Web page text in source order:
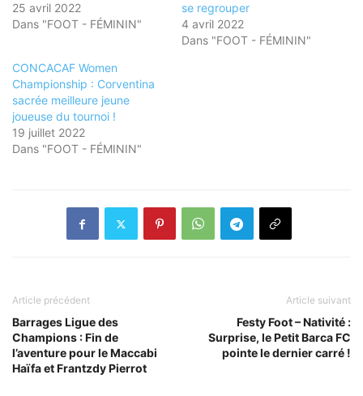
25 avril 2022
Dans "FOOT - FÉMININ"
se regrouper
4 avril 2022
Dans "FOOT - FÉMININ"
CONCACAF Women
Championship : Corventina
sacrée meilleure jeune
joueuse du tournoi !
19 juillet 2022
Dans "FOOT - FÉMININ"
Article précédent
Barrages Ligue des
Champions : Fin de
l’aventure pour le Maccabi
Haïfa et Frantzdy Pierrot
Article suivant
Festy Foot – Nativité :
Surprise, le Petit Barca FC
pointe le dernier carré !